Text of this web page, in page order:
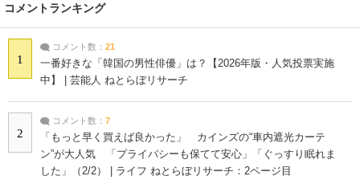
コメントランキング
1
コメント数： 21
一番好きな「韓国の男性俳優」は？【2026年版・人気投票実施
中】 | 芸能人 ねとらぼリサーチ
2
コメント数： 7
「もっと早く買えば良かった」 カインズの“車内遮光カーテ
ン”が大人気 「プライバシーも保てて安心」「ぐっすり眠れま
した」（2/2） | ライフ ねとらぼリサーチ：2ページ目